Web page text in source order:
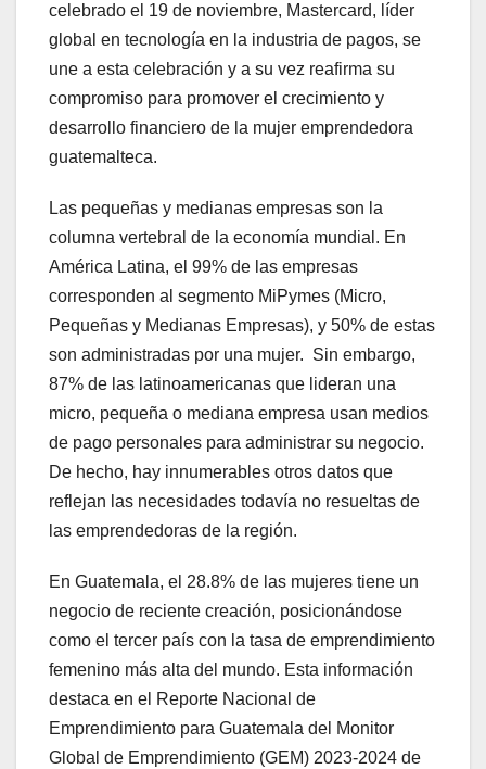
celebrado el 19 de noviembre, Mastercard, líder
global en tecnología en la industria de pagos, se
une a esta celebración y a su vez reafirma su
compromiso para promover el crecimiento y
desarrollo financiero de la mujer emprendedora
guatemalteca.
Las pequeñas y medianas empresas son la
columna vertebral de la economía mundial. En
América Latina, el 99% de las empresas
corresponden al segmento MiPymes (Micro,
Pequeñas y Medianas Empresas), y 50% de estas
son administradas por una mujer. Sin embargo,
87% de las latinoamericanas que lideran una
micro, pequeña o mediana empresa usan medios
de pago personales para administrar su negocio.
De hecho, hay innumerables otros datos que
reflejan las necesidades todavía no resueltas de
las emprendedoras de la región.
En Guatemala, el 28.8% de las mujeres tiene un
negocio de reciente creación, posicionándose
como el tercer país con la tasa de emprendimiento
femenino más alta del mundo. Esta información
destaca en el Reporte Nacional de
Emprendimiento para Guatemala del Monitor
Global de Emprendimiento (GEM) 2023-2024 de